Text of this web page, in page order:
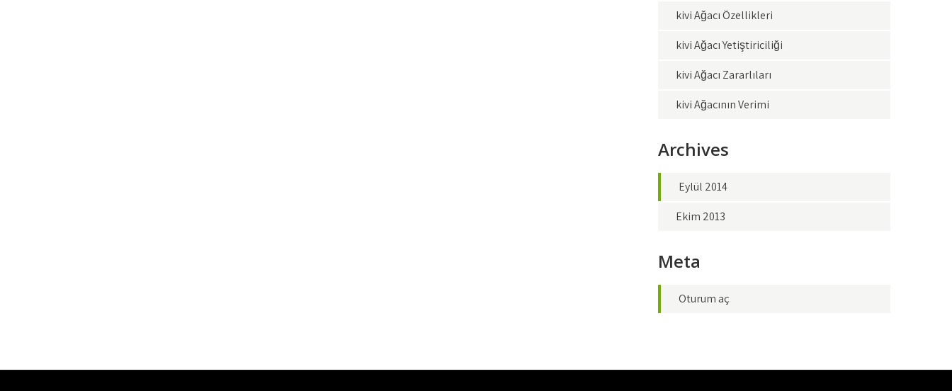
kivi Ağacı Özellikleri
kivi Ağacı Yetiştiriciliği
kivi Ağacı Zararlıları
kivi Ağacının Verimi
Archives
Eylül 2014
Ekim 2013
Meta
Oturum aç